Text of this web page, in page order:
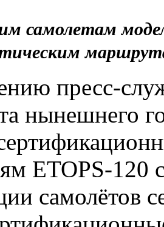
самолетам
пресс-
нынешнего
ETOPS-120
самолётов